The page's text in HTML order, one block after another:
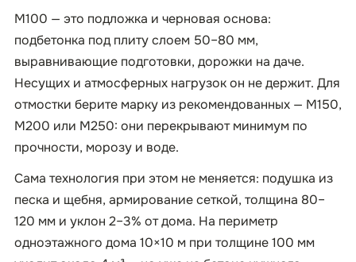
М100 — это подложка и черновая основа:
подбетонка под плиту слоем 50–80 мм,
выравнивающие подготовки, дорожки на даче.
Несущих и атмосферных нагрузок он не держит. Для
отмостки берите марку из рекомендованных — М150,
М200 или М250: они перекрывают минимум по
прочности, морозу и воде.
Сама технология при этом не меняется: подушка из
песка и щебня, армирование сеткой, толщина 80–
120 мм и уклон 2–3% от дома. На периметр
одноэтажного дома 10×10 м при толщине 100 мм